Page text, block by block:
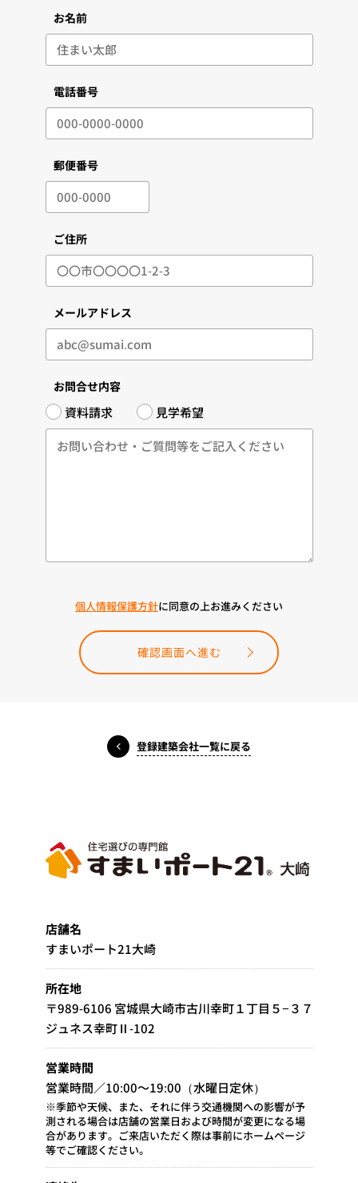
お名前
電話番号
郵便番号
ご住所
メールアドレス
お問合せ内容
資料請求 見学希望
個人情報保護方針に同意の上お進みください
確認画面へ進む
登録建築会社一覧に戻る
店舗名
すまいポート21大崎
所在地
〒989-6106 宮城県大崎市古川幸町１丁目５−３７
ジュネス幸町Ⅱ-102
営業時間
営業時間／10:00～19:00（水曜日定休）
※季節や天候、また、それに伴う交通機関への影響が予
測される場合は店舗の営業日および時間が変更になる場
合があります。ご来店いただく際は事前にホームページ
等でご確認ください。